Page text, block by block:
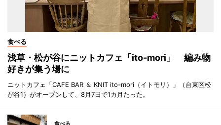
食べる
浅草・松が谷にニットカフェ「ito-mori」 編み物
好きが集う場に
ニットカフェ「CAFE BAR ＆ KNIT ito-mori（イトモリ）」（台東区松
が谷1）がオープンして、8月7日で1カ月たった。